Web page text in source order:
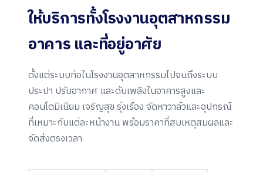
ให้บริการทั้งโรงงานอุตสาหกรรม
อาคาร และที่อยู่อาศัย
ตั้งแต่ระบบท่อในโรงงานอุตสาหกรรมไปจนถึงระบบ
ประปา ปรับอากาศ และดับเพลิงในอาคารสูงและ
คอนโดมิเนียม เจริญสุข รุ่งเรือง จัดหาวาล์วและอุปกรณ์
ที่เหมาะกับแต่ละหน้างาน พร้อมราคาที่สมเหตุสมผลและ
จัดส่งตรงเวลา